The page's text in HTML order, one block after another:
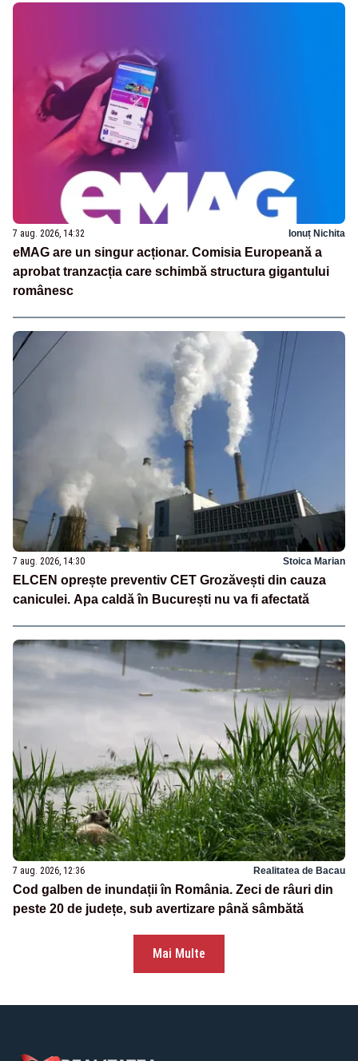
7 aug. 2026, 14:32 Ionuț Nichita
eMAG are un singur acționar. Comisia Europeană a
aprobat tranzacția care schimbă structura gigantului
românesc
7 aug. 2026, 14:30 Stoica Marian
ELCEN oprește preventiv CET Grozăvești din cauza
caniculei. Apa caldă în București nu va fi afectată
7 aug. 2026, 12:36 Realitatea de Bacau
Cod galben de inundații în România. Zeci de râuri din
peste 20 de județe, sub avertizare până sâmbătă
Mai Multe